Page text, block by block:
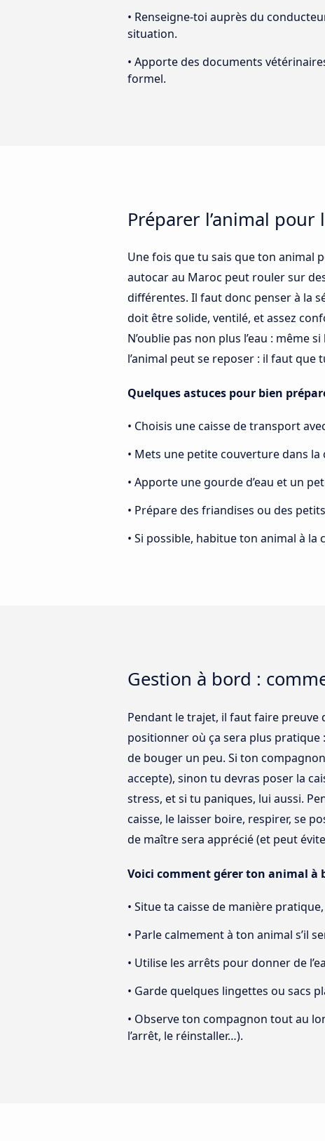
• Renseigne-toi auprès du
situation.
• Apporte des documents
formel.
Préparer l’animal
Une fois que tu sais que ton animal
autocar au Maroc peut rouler sur
différentes. Il faut donc penser à la
doit être solide, ventilé, et assez
N’oublie pas non plus l’eau : même
l’animal peut se reposer : il faut
Quelques astuces pour bien
• Choisis une caisse de transport
• Mets une petite couverture dans
• Apporte une gourde d’eau et un
• Prépare des friandises ou des
• Si possible, habitue ton animal à la
Gestion à bord :
Pendant le trajet, il faut faire preuve
positionner où ça sera plus pratique
de bouger un peu. Si ton
accepte), sinon tu devras poser la
stress, et si tu paniques, lui aussi.
caisse, le laisser boire, respirer, se
de maître sera apprécié (et peut
Voici comment gérer ton animal à
• Situe ta caisse de manière
• Parle calmement à ton animal s’il
• Utilise les arrêts pour donner de
• Garde quelques lingettes ou sacs
• Observe ton compagnon tout au
l’arrêt, le réinstaller…).